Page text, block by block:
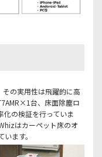
その実用性は飛躍的に高
台、床面除塵ロ
の検証を行っていま
はカーペット床のオ
ます。